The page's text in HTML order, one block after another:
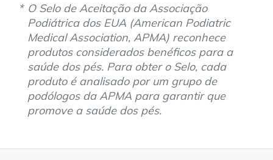
O Selo de Aceitação da Associação
Podiátrica dos EUA (American Podiatric
Medical Association, APMA) reconhece
produtos considerados benéficos para a
saúde dos pés. Para obter o Selo, cada
produto é analisado por um grupo de
podólogos da APMA para garantir que
promove a saúde dos pés.